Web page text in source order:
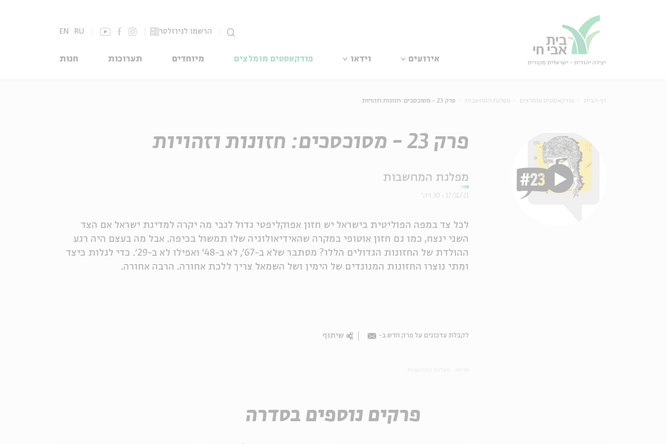
הרשמו לניוזלטר EN RU
אירועים וידאו פודקאסטים מומלצים מיוחדים תערוכות חנות
דף הבית פודקאסטים מומלצים מפלגת המחשבות פרק 23 - מסוכסכים: חזונות וזהויות
פרק 23 - מסוכסכים: חזונות וזהויות
מפלגת המחשבות
17/11/21 30 דק'
לכל צד במפה הפוליטית בישראל יש חזון אפוקליפטי גדול לגבי מה יקרה למדינת ישראל אם הצד
השני ינצח, כמו גם חזון אוטופי במקרה שהאידיאולוגיה שלו תמשול בכיפה. אבל מה בעצם היה רגע
ההולדת של החזונות הגדולים הללו? מסתבר שלא ב-67', לא ב-48' ואפילו לא ב-29׳. כדי לגלות כיצד
ומתי נוצרו החזונות המנוגדים של הימין ושל השמאל צריך ללכת אחורה. הרבה אחורה.
לקבלת עדכונים על פרק חדש ב- Email שיתוף
פרקים נוספים בסדרה